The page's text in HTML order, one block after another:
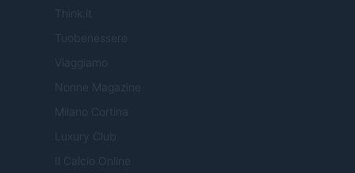
Think.it
Tuobenessere
Viaggiamo
Nonne Magazine
Milano Cortina
Luxury Club
Il Calcio Online